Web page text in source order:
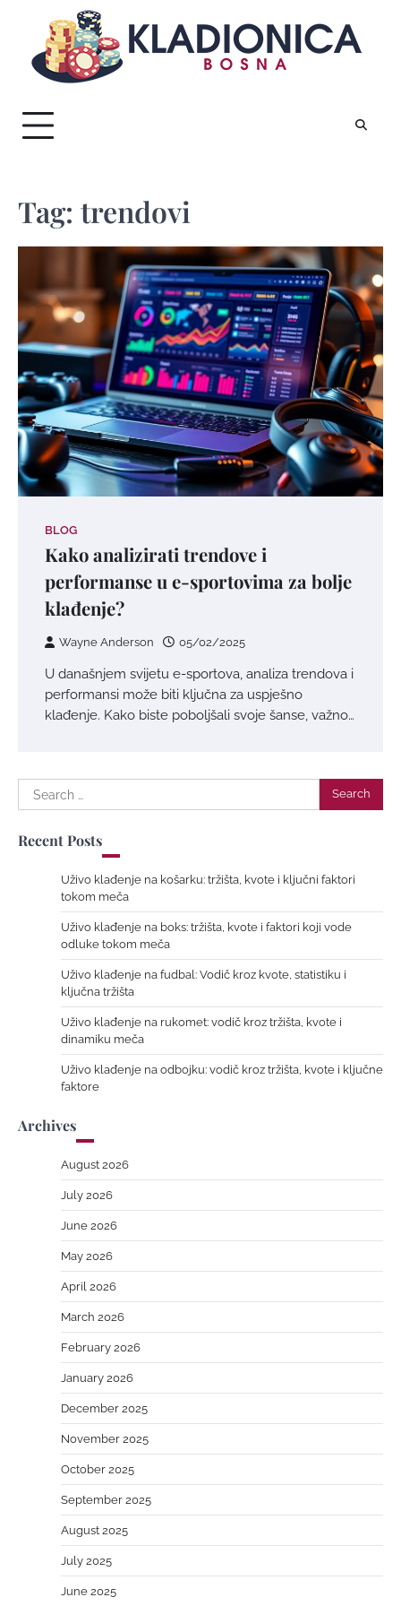
content
Tag: trendovi
BLOG
Kako analizirati trendove i
performanse u e-sportovima za bolje
klađenje?
Wayne Anderson 05/02/2025
U današnjem svijetu e-sportova, analiza trendova i
performansi može biti ključna za uspješno
klađenje. Kako biste poboljšali svoje šanse, važno…
Search
for:
Recent Posts
Uživo klađenje na košarku: tržišta, kvote i ključni faktori
tokom meča
Uživo klađenje na boks: tržišta, kvote i faktori koji vode
odluke tokom meča
Uživo klađenje na fudbal: Vodič kroz kvote, statistiku i
ključna tržišta
Uživo klađenje na rukomet: vodič kroz tržišta, kvote i
dinamiku meča
Uživo klađenje na odbojku: vodič kroz tržišta, kvote i ključne
faktore
Archives
August 2026
July 2026
June 2026
May 2026
April 2026
March 2026
February 2026
January 2026
December 2025
November 2025
October 2025
September 2025
August 2025
July 2025
June 2025